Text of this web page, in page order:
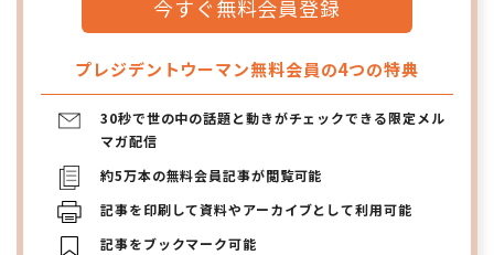
今すぐ無料会員登録
プレジデントウーマン無料会員の4つの特典
30秒で世の中の話題と動きがチェックできる限定メル
マガ配信
約5万本の無料会員記事が閲覧可能
記事を印刷して資料やアーカイブとして利用可能
記事をブックマーク可能